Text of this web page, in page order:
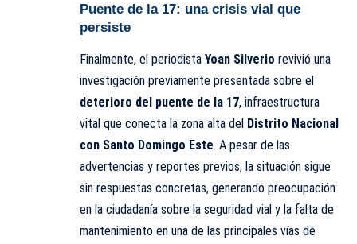
Puente de la 17: una crisis vial que
persiste
Finalmente, el periodista Yoan Silverio revivió una
investigación previamente presentada sobre el
deterioro del puente de la 17, infraestructura
vital que conecta la zona alta del Distrito Nacional
con Santo Domingo Este. A pesar de las
advertencias y reportes previos, la situación sigue
sin respuestas concretas, generando preocupación
en la ciudadanía sobre la seguridad vial y la falta de
mantenimiento en una de las principales vías de